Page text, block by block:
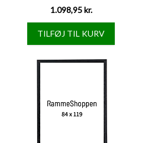
1.098,95 kr.
TILFØJ TIL KURV